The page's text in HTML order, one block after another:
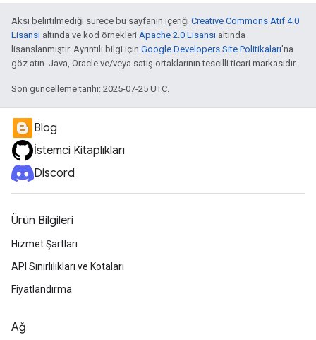
Aksi belirtilmediği sürece bu sayfanın içeriği Creative Commons Atıf 4.0
Lisansı altında ve kod örnekleri Apache 2.0 Lisansı altında
lisanslanmıştır. Ayrıntılı bilgi için Google Developers Site Politikaları'na
göz atın. Java, Oracle ve/veya satış ortaklarının tescilli ticari markasıdır.
Son güncelleme tarihi: 2025-07-25 UTC.
Blog
İstemci Kitaplıkları
Discord
Ürün Bilgileri
Hizmet Şartları
API Sınırlılıkları ve Kotaları
Fiyatlandırma
Ağ